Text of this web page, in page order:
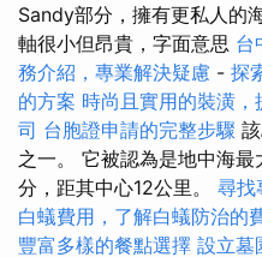
Sandy部分，擁有更私人的
軸很小但昂貴，字面意思 台
務介紹，專業解決疑慮 - 探
的方案 時尚且實用的裝潢，
司 台胞證申請的完整步驟
之一。 它被認為是地中海
分，距其中心12公里。 尋找
白蟻費用，了解白蟻防治的
豐富多樣的餐點選擇 設立墓